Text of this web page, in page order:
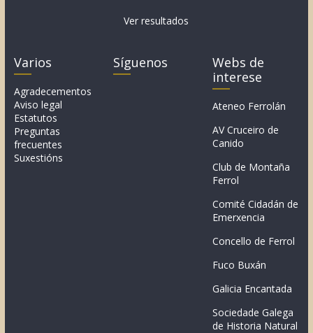
Ver resultados
Varios
Agradecementos
Aviso legal
Estatutos
Preguntas
frecuentes
Suxestións
Síguenos
Webs de
interese
Ateneo Ferrolán
AV Cruceiro de
Canido
Club de Montaña
Ferrol
Comité Cidadán de
Emerxencia
Concello de Ferrol
Fuco Buxán
Galicia Encantada
Sociedade Galega
de Historia Natural